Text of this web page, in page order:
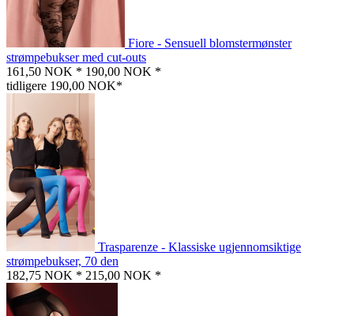
Fiore - Sensuell blomstermønster
strømpebukser med cut-outs
161,50 NOK * 190,00 NOK *
tidligere 190,00 NOK*
Trasparenze - Klassiske ugjennomsiktige
strømpebukser, 70 den
182,75 NOK * 215,00 NOK *